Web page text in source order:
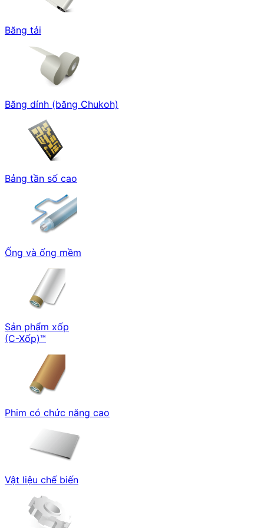
Băng tải
Băng dính (băng Chukoh)
Bảng tần số cao
Ống và ống mềm
Sản phẩm xốp
(C-Xốp)™
Phim có chức năng cao
Vật liệu chế biến